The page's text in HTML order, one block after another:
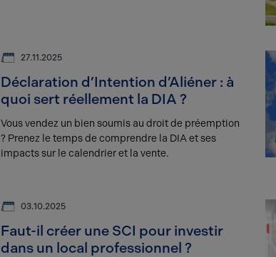
27.11.2025
Déclaration d’Intention d’Aliéner : à
quoi sert réellement la DIA ?
Vous vendez un bien soumis au droit de préemption
? Prenez le temps de comprendre la DIA et ses
impacts sur le calendrier et la vente.
03.10.2025
Faut-il créer une SCI pour investir
dans un local professionnel ?